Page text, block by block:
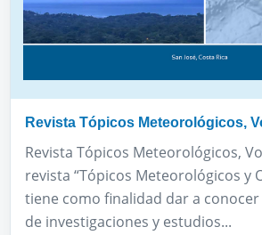
Revista Tópicos Meteorológicos,
Revista Tópicos Meteorológicos,
revista “Tópicos Meteorológicos y
tiene como finalidad dar a
de investigaciones y estudios...